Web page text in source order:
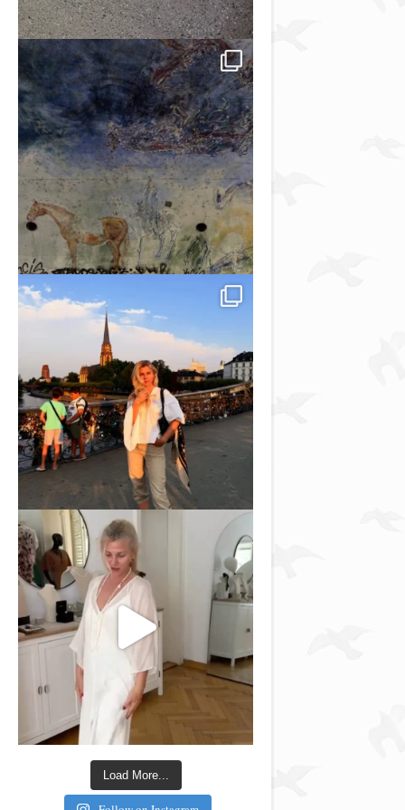
Load More...